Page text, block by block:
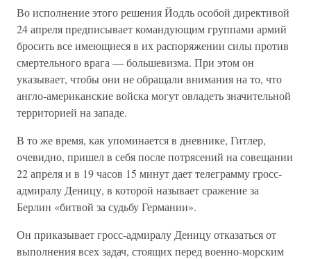
Во исполнение этого решения Йодль особой директивой
24 апреля предписывает командующим группами армий
бросить все имеющиеся в их распоряжении силы против
смертельного врага — большевизма. При этом он
указывает, чтобы они не обращали внимания на то, что
англо-американские войска могут овладеть значительной
территорией на западе.
В то же время, как упоминается в дневнике, Гитлер,
очевидно, пришел в себя после потрясений на совещании
22 апреля и в 19 часов 15 минут дает телеграмму гросс-
адмиралу Деницу, в которой называет сражение за
Берлин «битвой за судьбу Германии».
Он приказывает гросс-адмиралу Деницу отказаться от
выполнения всех задач, стоящих перед военно-морским